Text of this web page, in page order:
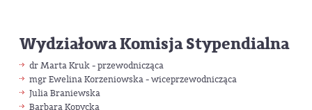
Wydziałowa Komisja Stypendialna
dr Marta Kruk - przewodnicząca
mgr Ewelina Korzeniowska - wiceprzewodnicząca
Julia Braniewska
Barbara Kopycka